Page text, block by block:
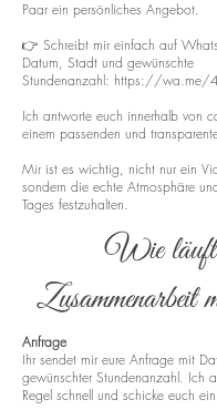
Paar ein persönliches Angebot.
👉 Schreibt mir einfach auf
Datum, Stadt und gewünschte
Stundenanzahl: https://wa.me/
Ich antworte euch innerhalb von
einem passenden und
Mir ist es wichtig, nicht nur ein
sondern die echte Atmosphäre
Tages festzuhalten.
Wie läuft
Zusammenarbeit
Anfrage
Ihr sendet mir eure Anfrage mit
gewünschter Stundenanzahl. Ich
Regel schnell und schicke euch